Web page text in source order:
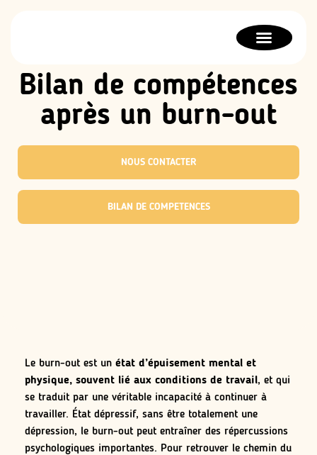
Bilan de compétences
après un burn-out
NOUS CONTACTER
BILAN DE COMPETENCES
Le burn-out est un état d’épuisement mental et
physique, souvent lié aux conditions de travail, et qui
se traduit par une véritable incapacité à continuer à
travailler. État dépressif, sans être totalement une
dépression, le burn-out peut entraîner des répercussions
psychologiques importantes. Pour retrouver le chemin du